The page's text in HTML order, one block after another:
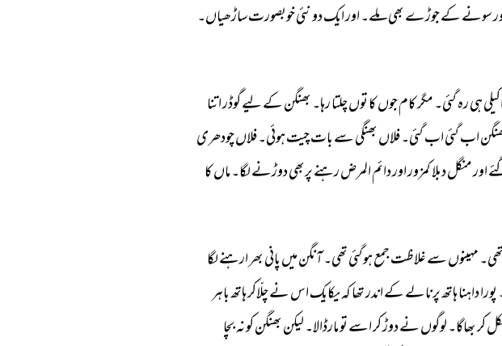
سونے کے جوڑے بھی ملے۔ اور ایک دو نئی خوبصورت ساڑھیاں۔
اکیلی ہی رہ گئی۔ مگر کام جوں کا توں چلتا رہا۔ بھنگن کے لیے گوڈر اتنا
اب گئی اب گئی۔ فلاں بھنگی سے بات چیت ہوئی۔ فلاں چودھری
اور منگل دبلا کمزور اور دائم المرض رہنے پربھی دوڑنے لگا۔ ماں کا
تھی۔ مہینوں سے غلاظت جمع ہوگئی تھی۔ آنگن میں پانی بھر ارہنے لگا
پورا داہنا ہاتھ پرنالے کے اندر تھا کہ یکایک اس نے چلّاکر ہاتھ باہر
کر بھاگا۔ لوگوں نے دوڑ کر اسے تو مارڈالا۔ لیکن بھنگن کو نہ بچا